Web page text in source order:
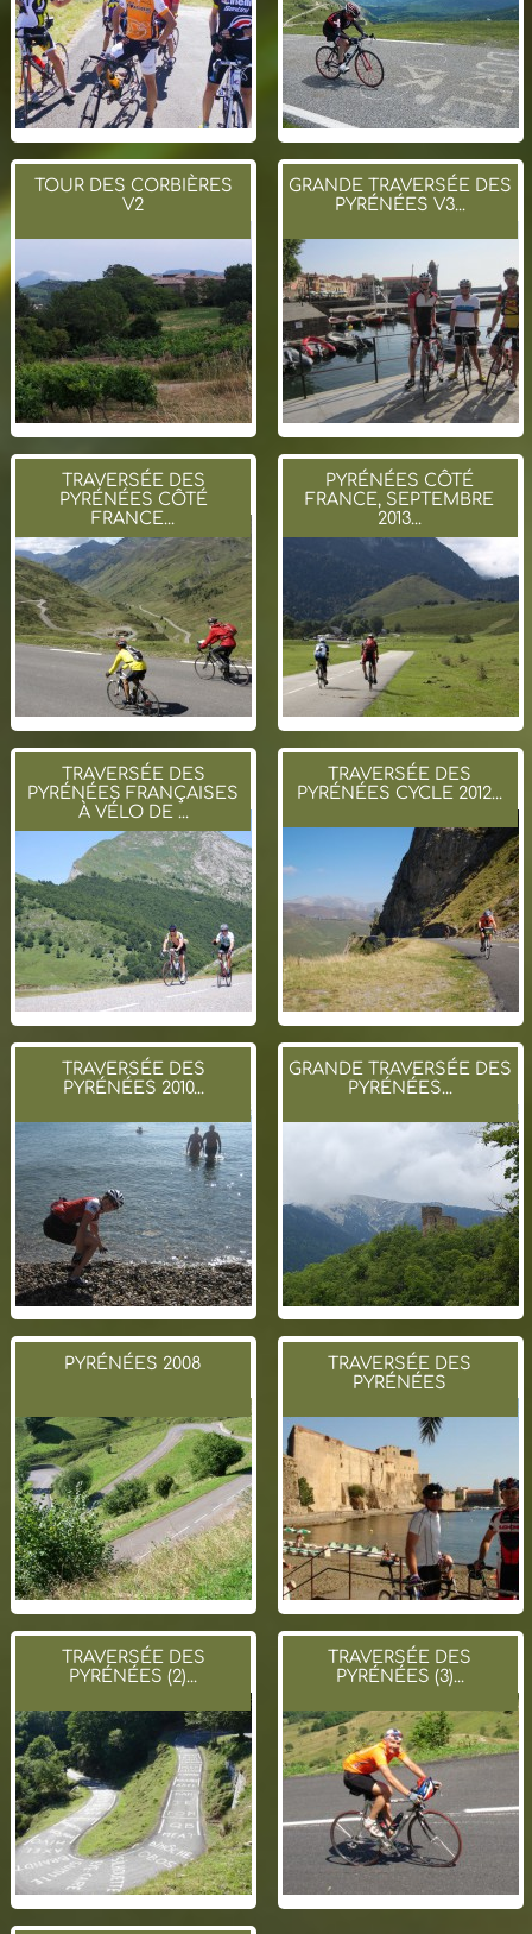
TOUR DES CORBIÈRES
V2
GRANDE TRAVERSÉE DES
PYRÉNÉES V3...
TRAVERSÉE DES
PYRÉNÉES CÔTÉ
FRANCE...
PYRÉNÉES CÔTÉ
FRANCE, SEPTEMBRE
2013...
TRAVERSÉE DES
PYRÉNÉES FRANÇAISES
À VÉLO DE ...
TRAVERSÉE DES
PYRÉNÉES CYCLE 2012...
TRAVERSÉE DES
PYRÉNÉES 2010...
GRANDE TRAVERSÉE DES
PYRÉNÉES...
PYRÉNÉES 2008
TRAVERSÉE DES
PYRÉNÉES
TRAVERSÉE DES
PYRÉNÉES (2)...
TRAVERSÉE DES
PYRÉNÉES (3)...